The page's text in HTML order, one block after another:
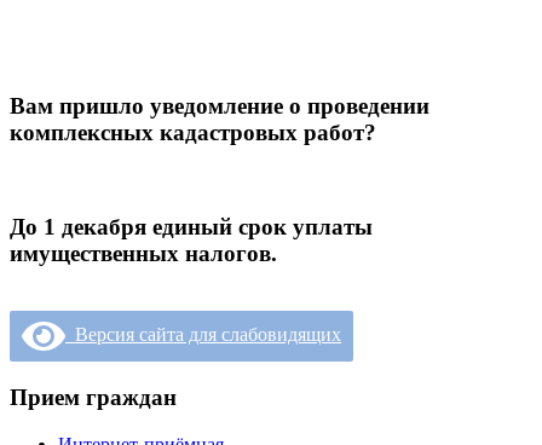
Вам пришло уведомление о проведении
комплексных кадастровых работ?
До 1 декабря единый срок уплаты
имущественных налогов.
Версия сайта для слабовидящих
Прием граждан